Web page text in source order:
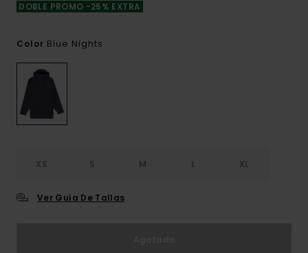
DOBLE PROMO -25% EXTRA
Color Blue Nights
XS S M L XL
Ver Guía De Tallas